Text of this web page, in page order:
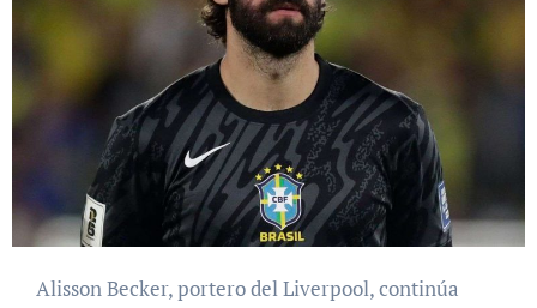
Alisson Becker, portero del Liverpool, continúa